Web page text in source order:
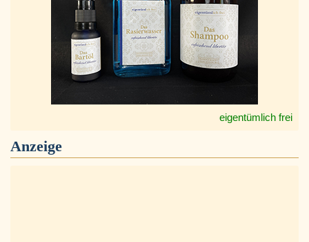
eigentümlich frei
Anzeige